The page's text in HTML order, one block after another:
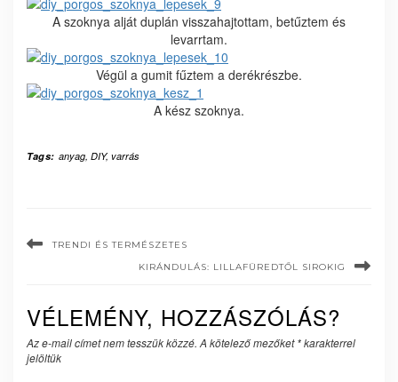
A szoknya alját duplán visszahajtottam, betűztem és
levarrtam.
Végül a gumit fűztem a derékrészbe.
A kész szoknya.
Tags: anyag, DIY, varrás
TRENDI ÉS TERMÉSZETES
KIRÁNDULÁS: LILLAFÜREDTŐL SIROKIG
VÉLEMÉNY, HOZZÁSZÓLÁS?
Az e-mail címet nem tesszük közzé. A kötelező mezőket*karakterrel
jelöltük